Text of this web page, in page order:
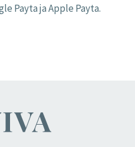
Payta ja Apple Payta.